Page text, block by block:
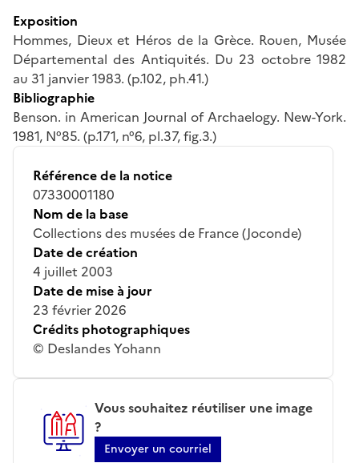
Exposition
Hommes, Dieux et Héros de la Grèce. Rouen, Musée
Départemental des Antiquités. Du 23 octobre 1982
au 31 janvier 1983. (p.102, ph.41.)
Bibliographie
Benson. in American Journal of Archaelogy. New-York.
1981, N°85. (p.171, n°6, pl.37, fig.3.)
Référence de la notice
07330001180
Nom de la base
Collections des musées de France (Joconde)
Date de création
4 juillet 2003
Date de mise à jour
23 février 2026
Crédits photographiques
© Deslandes Yohann
Vous souhaitez réutiliser une image
?
Envoyer un courriel